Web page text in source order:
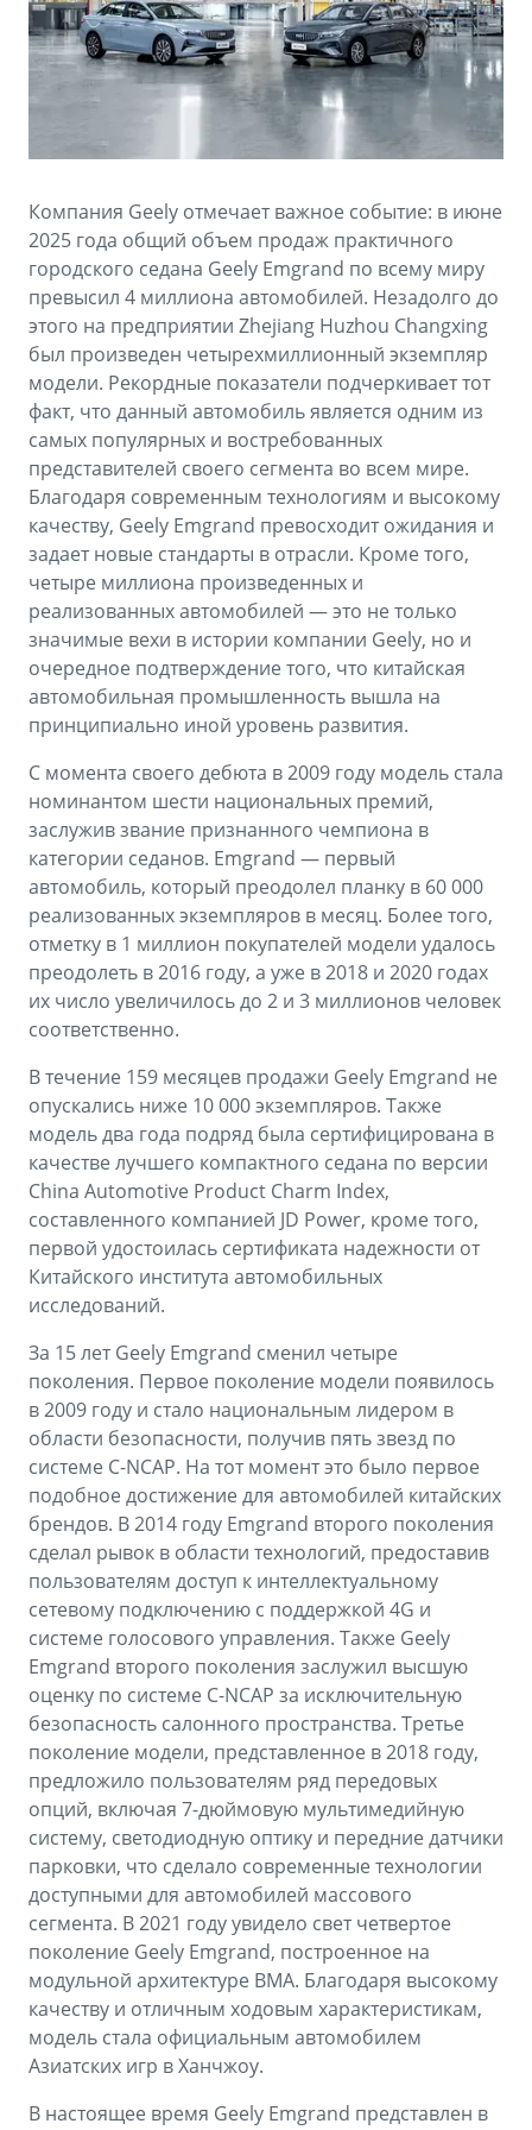
OKAVANGO MONJARO
от 4 349 990 ₽*
PREFACE
от 3 079 990 ₽*
GEELY EX5
от 3 769 990 ₽*
Аксессуары
Зарядные устройства
Расчет КАСКО
Страхование
GEELY Лизинг
Советы по эксплуатации
Спецпредложения
Гарантия Geely
Сервисная книжка
Вопросы и ответы
Компания Geely отмечает важное событие: в июне
2025 года общий объем продаж практичного
городского седана Geely Emgrand по всему миру
превысил 4 миллиона автомобилей. Незадолго до
этого на предприятии Zhejiang Huzhou Changxing
был произведен четырехмиллионный экземпляр
модели. Рекордные показатели подчеркивает тот
факт, что данный автомобиль является одним из
самых популярных и востребованных
представителей своего сегмента во всем мире.
Благодаря современным технологиям и высокому
качеству, Geely Emgrand превосходит ожидания и
задает новые стандарты в отрасли. Кроме того,
четыре миллиона произведенных и
реализованных автомобилей — это не только
значимые вехи в истории компании Geely, но и
очередное подтверждение того, что китайская
автомобильная промышленность вышла на
принципиально иной уровень развития.
С момента своего дебюта в 2009 году модель стала
номинантом шести национальных премий,
заслужив звание признанного чемпиона в
категории седанов. Emgrand — первый
автомобиль, который преодолел планку в 60 000
реализованных экземпляров в месяц. Более того,
отметку в 1 миллион покупателей модели удалось
преодолеть в 2016 году, а уже в 2018 и 2020 годах
их число увеличилось до 2 и 3 миллионов человек
соответственно.
В течение 159 месяцев продажи Geely Emgrand не
опускались ниже 10 000 экземпляров. Также
модель два года подряд была сертифицирована в
качестве лучшего компактного седана по версии
China Automotive Product Charm Index,
составленного компанией JD Power, кроме того,
первой удостоилась сертификата надежности от
Китайского института автомобильных
исследований.
За 15 лет Geely Emgrand сменил четыре
поколения. Первое поколение модели появилось
в 2009 году и стало национальным лидером в
области безопасности, получив пять звезд по
системе C-NCAP. На тот момент это было первое
подобное достижение для автомобилей китайских
брендов. В 2014 году Emgrand второго поколения
сделал рывок в области технологий, предоставив
пользователям доступ к интеллектуальному
сетевому подключению с поддержкой 4G и
системе голосового управления. Также Geely
Emgrand второго поколения заслужил высшую
оценку по системе C-NCAP за исключительную
безопасность салонного пространства. Третье
поколение модели, представленное в 2018 году,
предложило пользователям ряд передовых
опций, включая 7-дюймовую мультимедийную
систему, светодиодную оптику и передние датчики
парковки, что сделало современные технологии
доступными для автомобилей массового
сегмента. В 2021 году увидело свет четвертое
поколение Geely Emgrand, построенное на
модульной архитектуре BMA. Благодаря высокому
качеству и отличным ходовым характеристикам,
модель стала официальным автомобилем
Азиатских игр в Ханчжоу.
В настоящее время Geely Emgrand представлен в